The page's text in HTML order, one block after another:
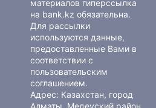
материалов гиперссылка
на bank.kz обязательна.
Для рассылки
используются данные,
предоставленные Вами в
соответствии с
пользовательским
соглашением.
Адрес: Казахстан, город